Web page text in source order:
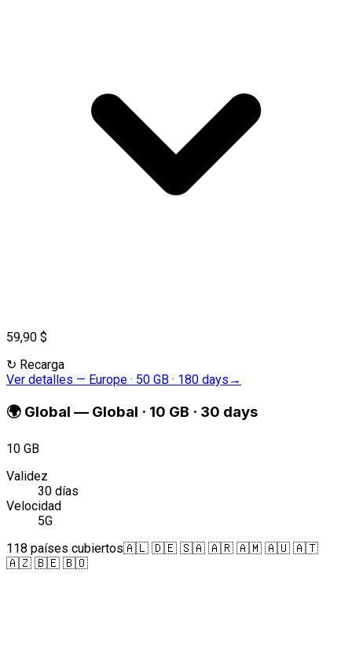
59,90 $
↻ Recarga
Ver detalles — Europe · 50 GB · 180 days →
🌍 Global — Global · 10 GB · 30 days
10 GB
Validez
30 días
Velocidad
5G
118 países cubiertos🇦🇱 🇩🇪 🇸🇦 🇦🇷 🇦🇲 🇦🇺 🇦🇹
🇦🇿 🇧🇪 🇧🇴